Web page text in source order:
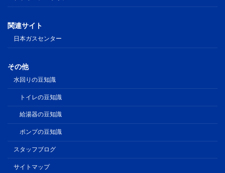
関連サイト
日本ガスセンター
その他
水回りの豆知識
トイレの豆知識
給湯器の豆知識
ポンプの豆知識
スタッフブログ
サイトマップ